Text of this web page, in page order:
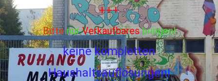
+++
Bitte nurVerkaufbaresbringen!
keine kompletten
Haushaltsauflösungen!